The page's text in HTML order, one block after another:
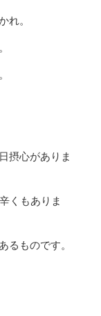
れ。
摂心がありま
くもありま
るものです。